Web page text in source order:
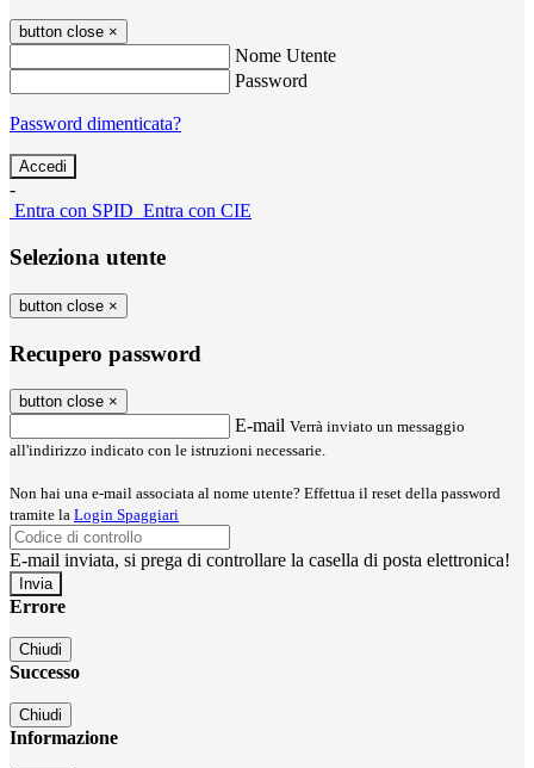
button close ×
Nome Utente
Password
Password dimenticata?
-
Entra con SPID Entra con CIE
Seleziona utente
button close ×
Recupero password
button close ×
E-mail Verrà inviato un messaggio
all'indirizzo indicato con le istruzioni necessarie.
Non hai una e-mail associata al nome utente? Effettua il reset della password
tramite la Login Spaggiari
E-mail inviata, si prega di controllare la casella di posta elettronica!
Errore
Chiudi
Successo
Chiudi
Informazione